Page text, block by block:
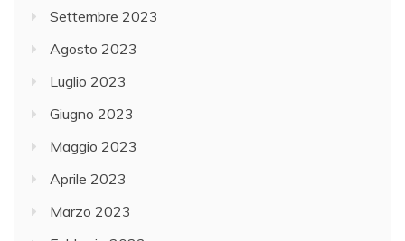
Settembre 2023
Agosto 2023
Luglio 2023
Giugno 2023
Maggio 2023
Aprile 2023
Marzo 2023